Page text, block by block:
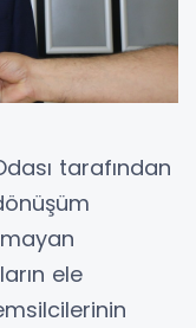
tarafından
ele